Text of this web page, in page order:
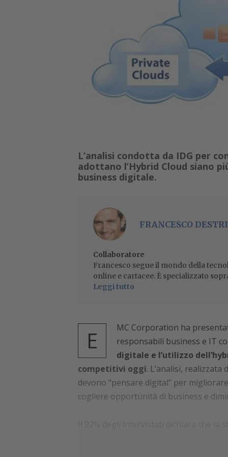
L’analisi condotta da IDG per
adottano l’Hybrid Cloud siano
business digitale.
FRANCESCO DESTRI
Collaboratore
Francesco segue il mondo della
online e cartacee. È specializzato
Leggi tutto
E
MC Corporation ha
responsabili business e IT
digitale e l’utilizzo
competitivi oggi. L’analisi, realizzata
devono “pensare digital” per
cogliere opportunità di business e